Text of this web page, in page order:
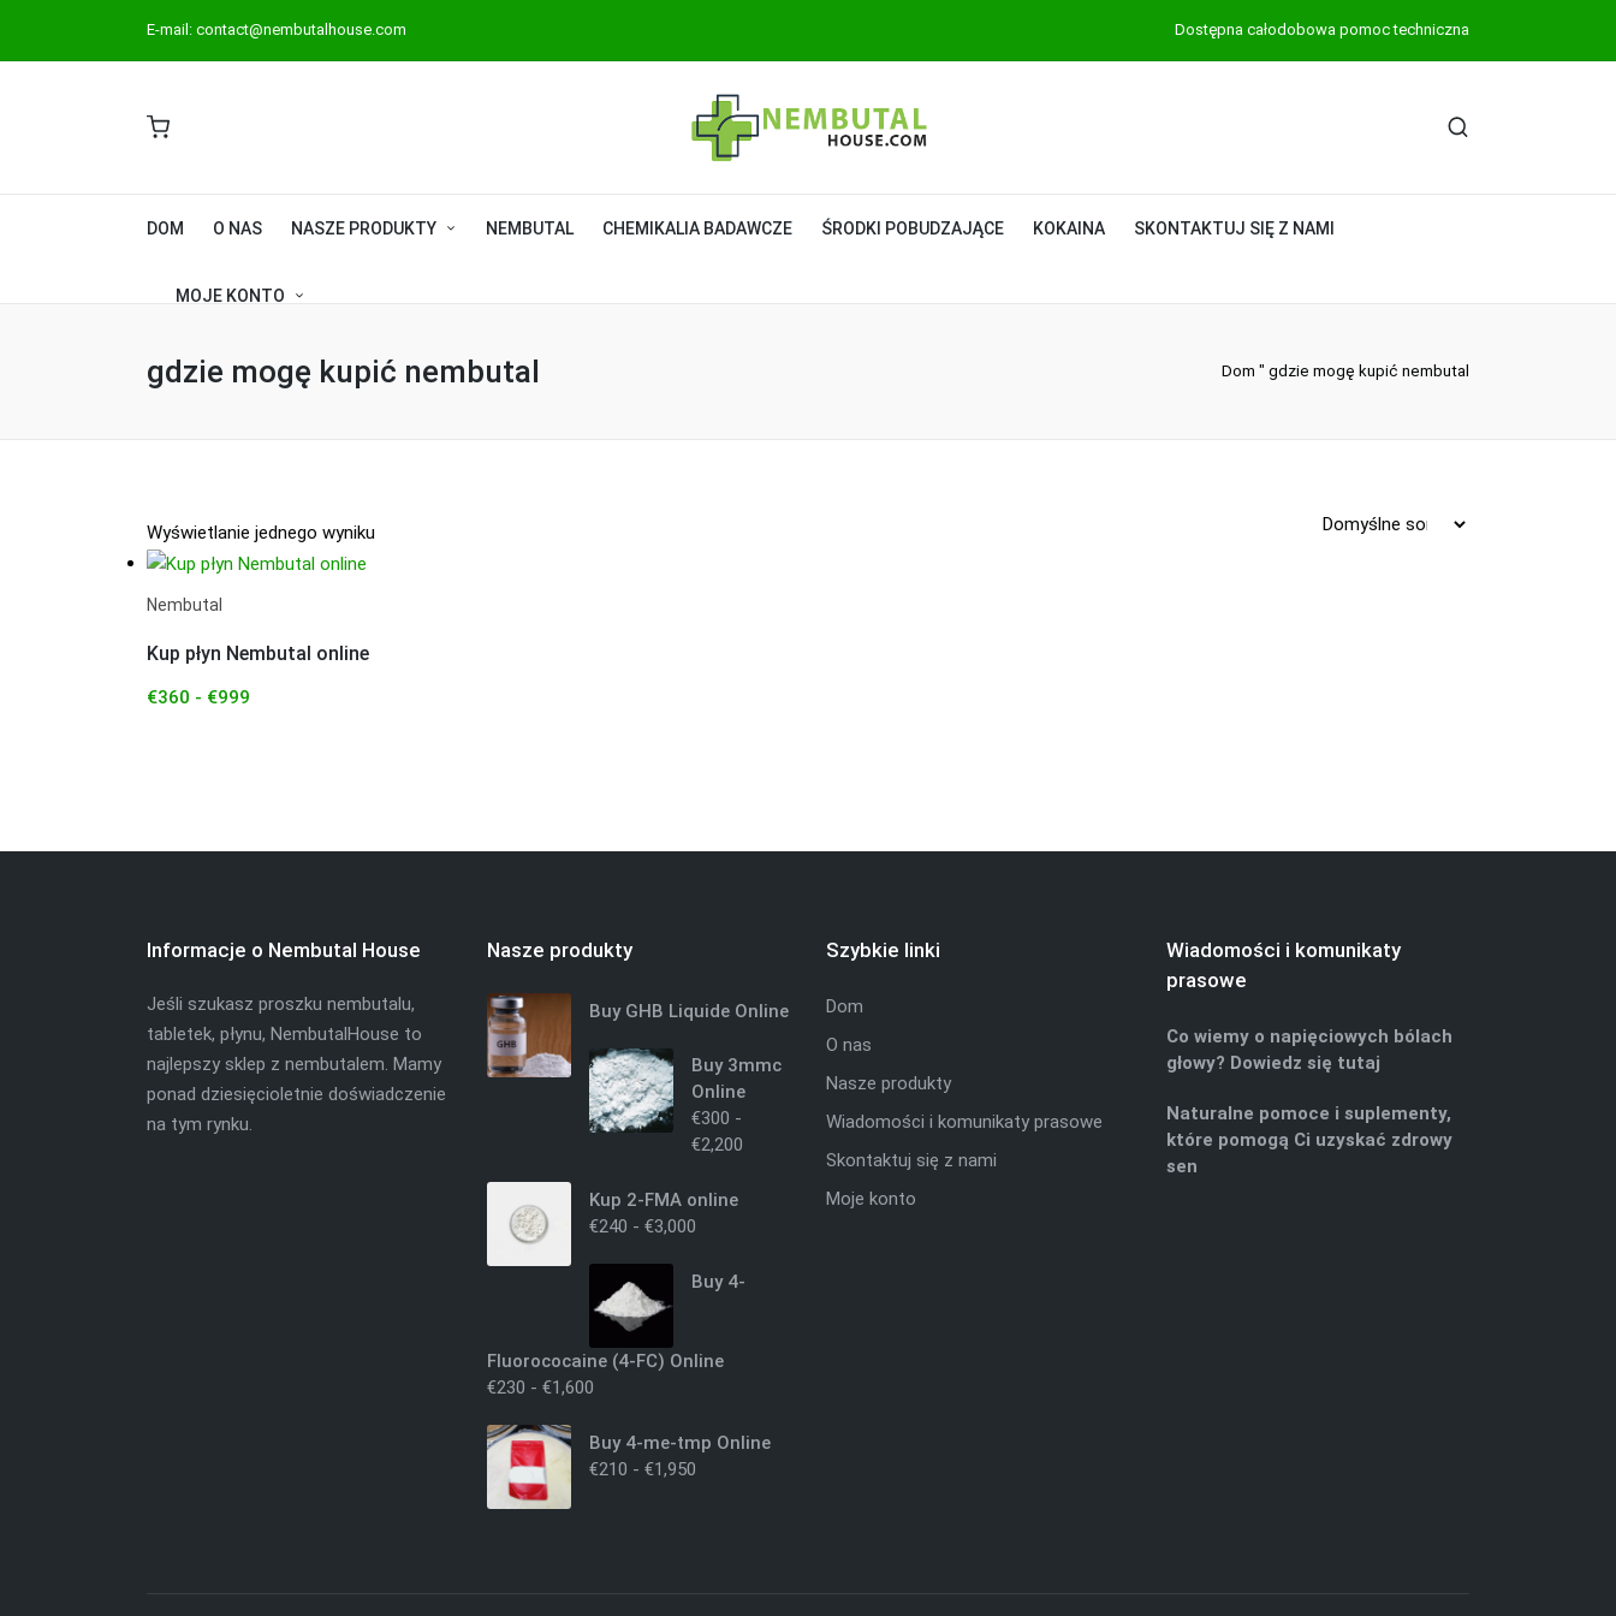
E-mail: contact@nembutalhouse.com Dostępna całodobowa pomoc techniczna
DOM O NAS NASZE PRODUKTY NEMBUTAL CHEMIKALIA BADAWCZE ŚRODKI POBUDZAJĄCE KOKAINA SKONTAKTUJ SIĘ Z NAMI
MOJE KONTO
gdzie mogę kupić nembutal Dom " gdzie mogę kupić nembutal
Wyświetlanie jednego wyniku
wiele
Nembutal
Kup płyn Nembutal online
€360 - €999
Informacje o Nembutal House
Jeśli szukasz proszku nembutalu,
tabletek, płynu, NembutalHouse to
najlepszy sklep z nembutalem. Mamy
ponad dziesięcioletnie doświadczenie
na tym rynku.
Nasze produkty
Buy GHB Liquide Online
Buy 3mmc
Online
€300 -
€2,200
Kup 2-FMA online
€240 - €3,000
Buy 4-
Fluorococaine (4-FC) Online
€230 - €1,600
Buy 4-me-tmp Online
€210 - €1,950
Szybkie linki
Dom
O nas
Nasze produkty
Wiadomości i komunikaty prasowe
Skontaktuj się z nami
Moje konto
Wiadomości i komunikaty
prasowe
Co wiemy o napięciowych bólach
głowy? Dowiedz się tutaj
Naturalne pomoce i suplementy,
które pomogą Ci uzyskać zdrowy
sen